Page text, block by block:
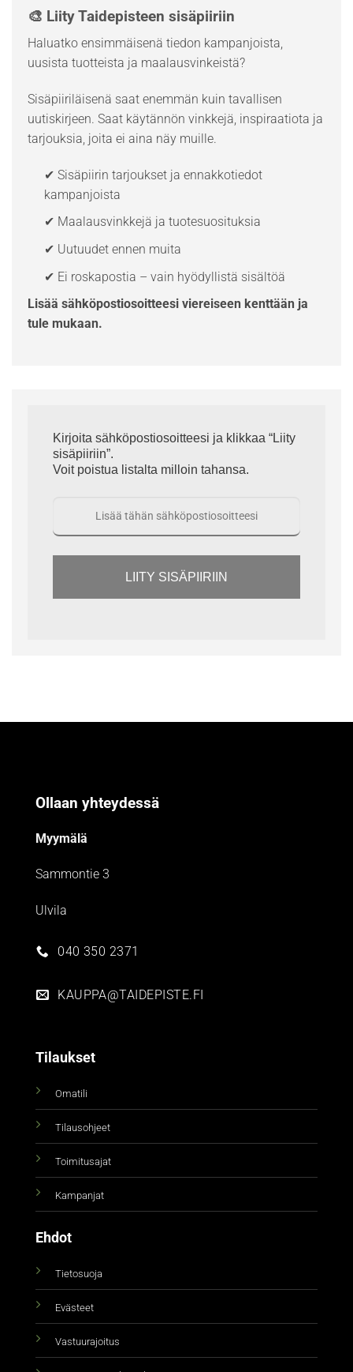
🎨 Liity Taidepisteen sisäpiiriin
Haluatko ensimmäisenä tiedon kampanjoista,
uusista tuotteista ja maalausvinkeistä?
Sisäpiiriläisenä saat enemmän kuin tavallisen
uutiskirjeen. Saat käytännön vinkkejä, inspiraatiota ja
tarjouksia, joita ei aina näy muille.
✔ Sisäpiirin tarjoukset ja ennakkotiedot
kampanjoista
✔ Maalausvinkkejä ja tuotesuosituksia
✔ Uutuudet ennen muita
✔ Ei roskapostia – vain hyödyllistä sisältöä
Lisää sähköpostiosoitteesi viereiseen kenttään ja
tule mukaan.
Kirjoita sähköpostiosoitteesi ja klikkaa “Liity
sisäpiiriin”.
Voit poistua listalta milloin tahansa.
LIITY SISÄPIIRIIN
Ollaan yhteydessä
Myymälä
Sammontie 3
Ulvila
040 350 2371
KAUPPA@TAIDEPISTE.FI
Tilaukset
Omatili
Tilausohjeet
Toimitusajat
Kampanjat
Ehdot
Tietosuoja
Evästeet
Vastuurajoitus